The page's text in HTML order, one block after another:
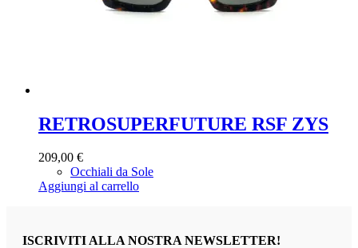
RETROSUPERFUTURE RSF ZYS
209,00 €
Occhiali da Sole
Aggiungi al carrello
ISCRIVITI ALLA NOSTRA NEWSLETTER!